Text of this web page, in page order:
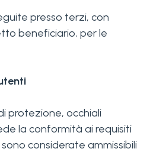
presso terzi, con
beneficiario, per le
protezione, occhiali
la conformità ai requisiti
considerate ammissibili